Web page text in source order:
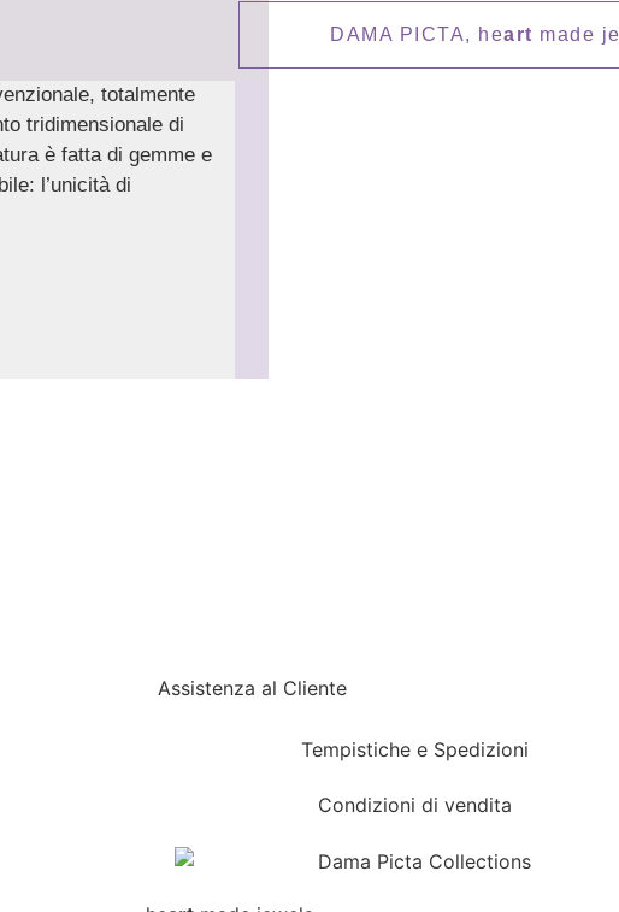
DAMA PICTA, heart made
totalmente
tridimensionale di
è fatta di gemme e
l’unicità di
Assistenza al Cliente
Tempistiche e Spedizioni
Condizioni di vendita